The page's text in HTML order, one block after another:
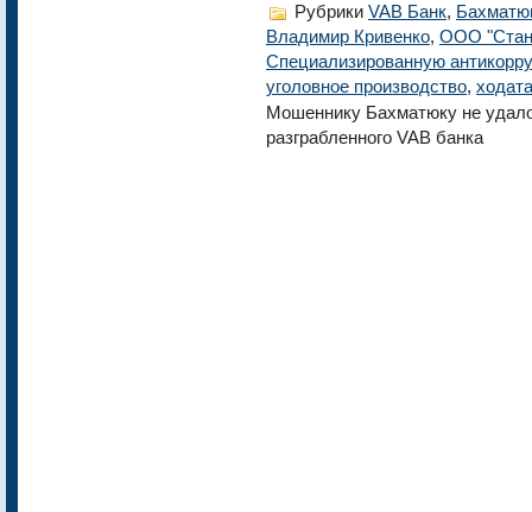
Рубрики VAB Банк,
Владимир Кривенко, ООО
Специализированную
уголовное производство,
Мошеннику Бахматюку не
разграбленного VAB банка